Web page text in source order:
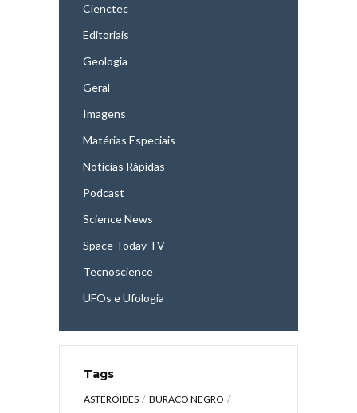
Cienctec
Editoriais
Geologia
Geral
Imagens
Matérias Especiais
Notícias Rápidas
Podcast
Science News
Space Today TV
Tecnoscience
UFOs e Ufologia
Tags
ASTERÓIDES
BURACO NEGRO